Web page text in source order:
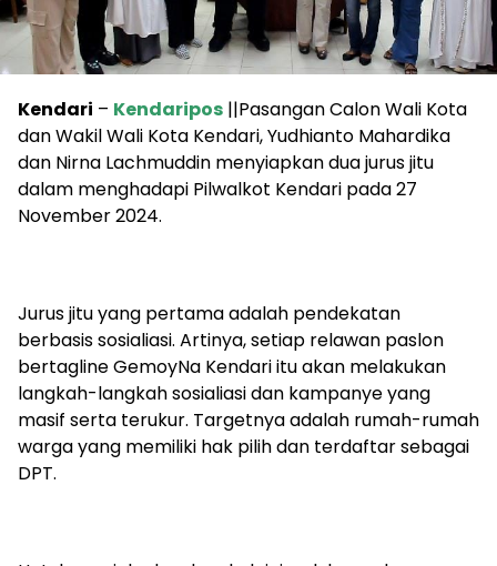
Kendari – Kendaripos ||Pasangan Calon Wali Kota
dan Wakil Wali Kota Kendari, Yudhianto Mahardika
dan Nirna Lachmuddin menyiapkan dua jurus jitu
dalam menghadapi Pilwalkot Kendari pada 27
November 2024.
Jurus jitu yang pertama adalah pendekatan
berbasis sosialiasi. Artinya, setiap relawan paslon
bertagline GemoyNa Kendari itu akan melakukan
langkah-langkah sosialiasi dan kampanye yang
masif serta terukur. Targetnya adalah rumah-rumah
warga yang memiliki hak pilih dan terdaftar sebagai
DPT.